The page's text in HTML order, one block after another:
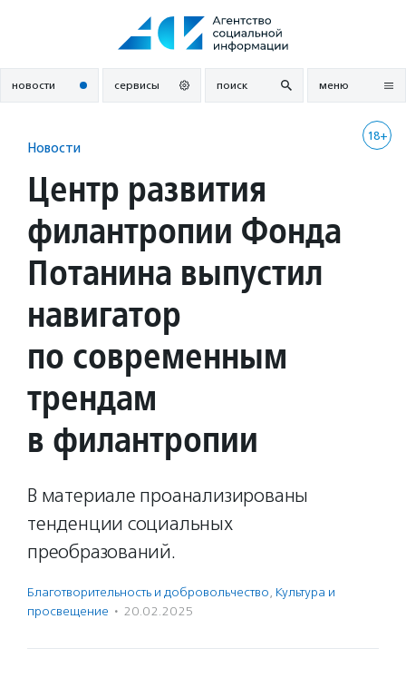
новости сервисы поиск меню
18+
Новости
Центр развития
филантропии Фонда
Потанина выпустил
навигатор
по современным
трендам
в филантропии
В материале проанализированы
тенденции социальных
преобразований.
Благотвори­тель­ность и доброволь­чест­во, Культура и
просвещение · 20.02.2025